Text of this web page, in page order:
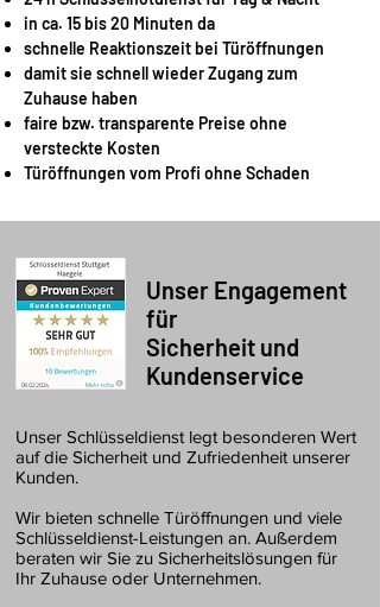
in ca. 15 bis 20 Minuten da
schnelle Reaktionszeit bei Türöffnungen
damit sie schnell wieder Zugang zum
Zuhause haben
faire bzw. transparente Preise ohne
versteckte Kosten
Türöffnungen vom Profi ohne Schaden
Unser Engagement
für
Sicherheit und
Kundenservice
Unser Schlüsseldienst legt besonderen Wert
auf die Sicherheit und Zufriedenheit unserer
Kunden.
Wir bieten schnelle Türöffnungen und viele
Schlüsseldienst-Leistungen an. Außerdem
beraten wir Sie zu Sicherheitslösungen für
Ihr Zuhause oder Unternehmen.